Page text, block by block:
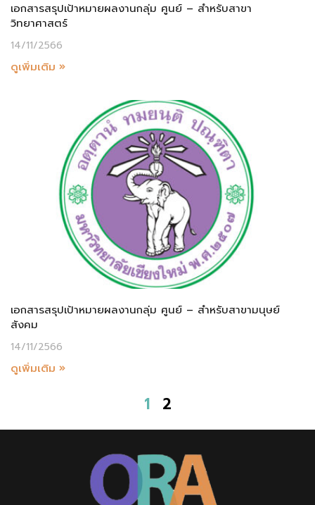
เอกสารสรุปเป้าหมายผลงานกลุ่ม ศูนย์ – สำหรับสาขา
วิทยาศาสตร์
14/11/2566
ดูเพิ่มเติม »
เอกสารสรุปเป้าหมายผลงานกลุ่ม ศูนย์ – สำหรับสาขามนุษย์
สังคม
14/11/2566
ดูเพิ่มเติม »
1 2